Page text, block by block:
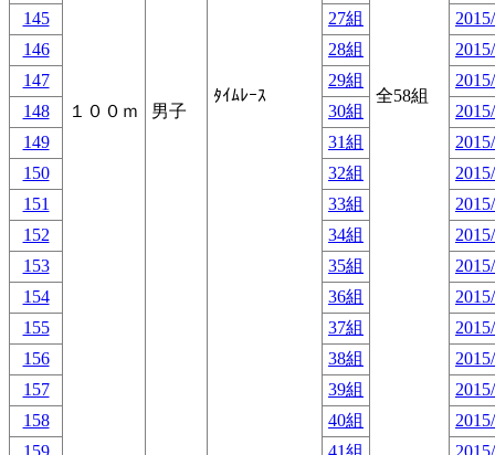
１００ｍ 男子
ﾀｲﾑﾚｰｽ 全58組
145
27組
146
28組
147
29組
148
30組
149
31組
150
32組
151
33組
152
34組
153
35組
154
36組
155
37組
156
38組
157
39組
158
40組
159
41組